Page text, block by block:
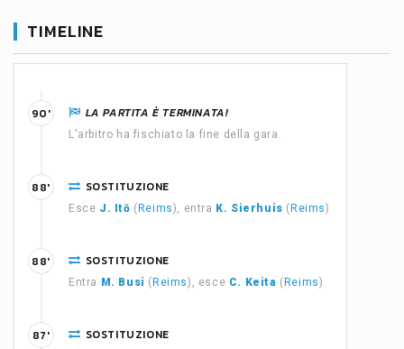
TIMELINE
LA PARTITA È TERMINATA!
L'arbitro ha fischiato la fine della gara.
90'
SOSTITUZIONE
Esce J. Itō ( Reims), entra K. Sierhuis ( Reims)
88'
SOSTITUZIONE
Entra M. Busi ( Reims), esce C. Keita ( Reims)
88'
SOSTITUZIONE
87'